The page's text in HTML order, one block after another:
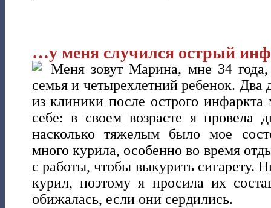
…у меня случился острый
Меня зовут Марина, мне 34 года,
семья и четырехлетний ребенок. Два
из клиники после острого инфаркта
себе: в своем возрасте я провела
насколько тяжелым было мое
много курила, особенно во время
с работы, чтобы выкурить сигарету.
курил, поэтому я просила их
обижалась, если они сердились.